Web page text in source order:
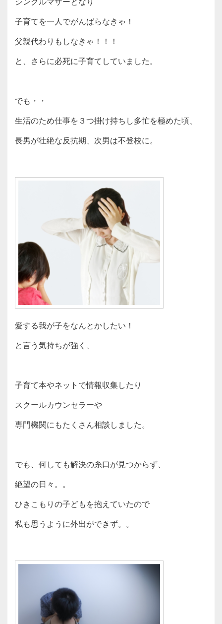
子育てを一人でがんばらなきゃ！
父親代わりもしなきゃ！！！
と、さらに必死に子育てしていました。
でも・・
生活のため仕事を３つ掛け持ちし多忙を極めた頃、
長男が壮絶な反抗期、次男は不登校に。
愛する我が子をなんとかしたい！
と言う気持ちが強く、
子育て本やネットで情報収集したり
スクールカウンセラーや
専門機関にもたくさん相談しました。
でも、何しても解決の糸口が見つからず、
絶望の日々。。
ひきこもりの子どもを抱えていたので
私も思うように外出ができず。。